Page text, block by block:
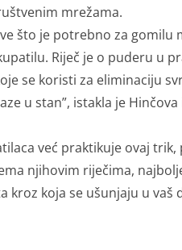
mrežama.
što je potrebno za
Riječ je o puderu u
se koristi za eliminaciju
u stan”, istakla je
već praktikuje ovaj
njihovim riječima,
kroz koja se ušunjaju u vaš